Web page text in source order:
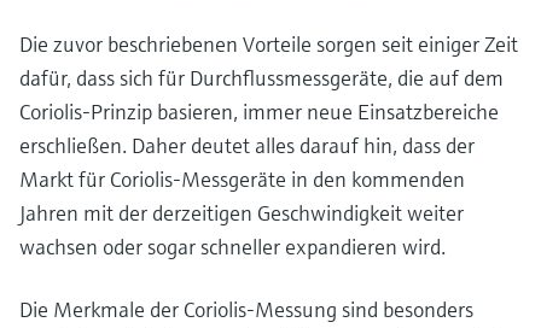
Die zuvor beschriebenen Vorteile sorgen seit einiger Zeit
dafür, dass sich für Durchflussmessgeräte, die auf dem
Coriolis-Prinzip basieren, immer neue Einsatzbereiche
erschließen. Daher deutet alles darauf hin, dass der
Markt für Coriolis-Messgeräte in den kommenden
Jahren mit der derzeitigen Geschwindigkeit weiter
wachsen oder sogar schneller expandieren wird.
Die Merkmale der Coriolis-Messung sind besonders